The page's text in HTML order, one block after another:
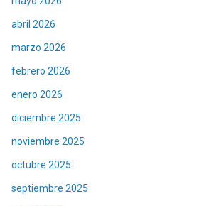
abril 2026
marzo 2026
febrero 2026
enero 2026
diciembre 2025
noviembre 2025
octubre 2025
septiembre 2025